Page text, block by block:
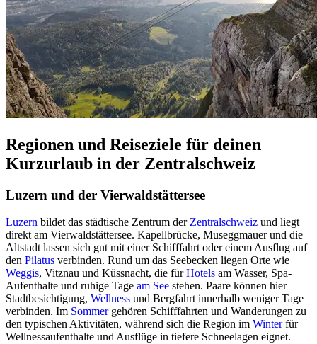
Regionen und Reiseziele für deinen
Kurzurlaub in der Zentralschweiz
Luzern und der Vierwaldstättersee
Luzern bildet das städtische Zentrum der Zentralschweiz und liegt
direkt am Vierwaldstättersee. Kapellbrücke, Museggmauer und die
Altstadt lassen sich gut mit einer Schifffahrt oder einem Ausflug auf
den Pilatus verbinden. Rund um das Seebecken liegen Orte wie
Weggis, Vitznau und Küssnacht, die fürHotels am Wasser, Spa-
Aufenthalte und ruhige Tage am See stehen. Paare können hier
Stadtbesichtigung, Wellness und Bergfahrt innerhalb weniger Tage
verbinden. Im Sommergehören Schifffahrten und Wanderungen zu
den typischen Aktivitäten, während sich die Region im Winterfür
Wellnessaufenthalte und Ausflüge in tiefere Schneelagen eignet.